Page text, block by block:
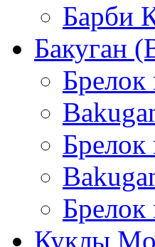
Барби
Бакуган
Брелок
Брелок
Куклы